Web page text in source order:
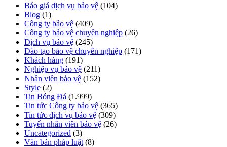
Báo giá dịch vụ bảo vệ (104)
Blog (1)
Công ty bảo vệ (409)
Công ty bảo vệ chuyên nghiệp (26)
Dịch vụ bảo vệ (245)
Đào tạo bảo vệ chuyên nghiệp (171)
Khách hàng (191)
Nghiệp vụ bảo vệ (211)
Nhân viên bảo vệ (152)
Style (2)
Tin Bóng Đá (1.999)
Tin tức Công ty bảo vệ (365)
Tin tức dịch vụ bảo vệ (309)
Tuyển nhân viên bảo vệ (26)
Uncategorized (3)
Văn bản pháp luật (8)